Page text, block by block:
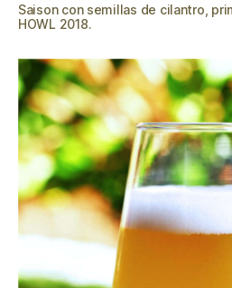
Saison con semillas de cilantro,
HOWL 2018.